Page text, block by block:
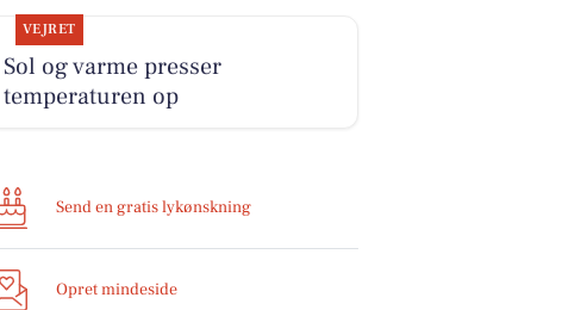
VEJRET
Sol og varme presser
temperaturen op
Send en gratis lykønskning
Opret mindeside